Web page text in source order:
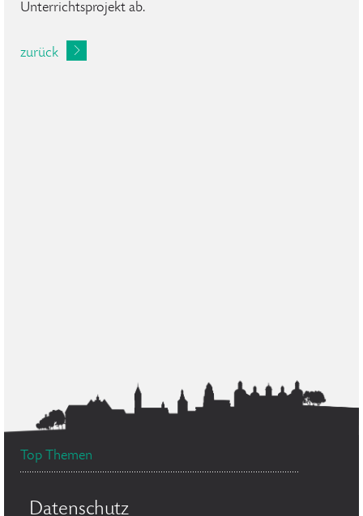
Unterrichtsprojekt ab.
zurück
Top Themen
Datenschutz